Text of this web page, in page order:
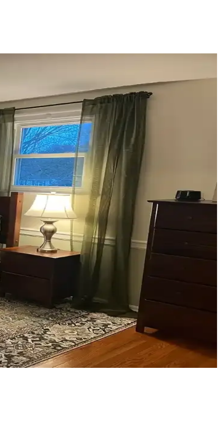
mekanın estetik bütünlüğü sağlanır.
fonksiyonelliğini nasıl etkilediği inceleniyor.
verandanın atmosferini ve dış görünümünü güçlendirir.
atmosferini belirler.
teal rengini öne çıkarır, aksesuarlar ise denge oluşturur.
estetik sonuçlar elde edilir.
mekânın atmosferini zenginleştirir.
odanız daha dengeli ve sıcak bir hale gelir.